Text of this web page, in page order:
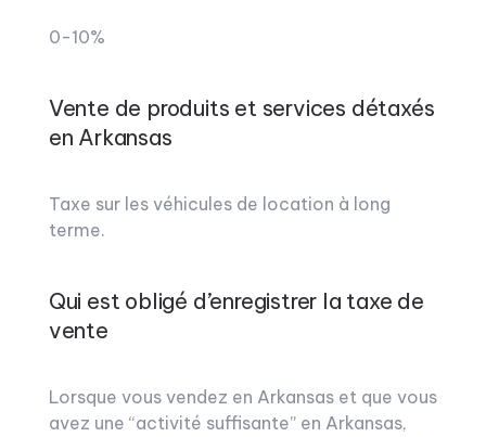
0-10%
Vente de produits et services détaxés
en Arkansas
Taxe sur les véhicules de location à long
terme.
Qui est obligé d’enregistrer la taxe de
vente
Lorsque vous vendez en Arkansas et que vous
avez une “activité suffisante” en Arkansas,